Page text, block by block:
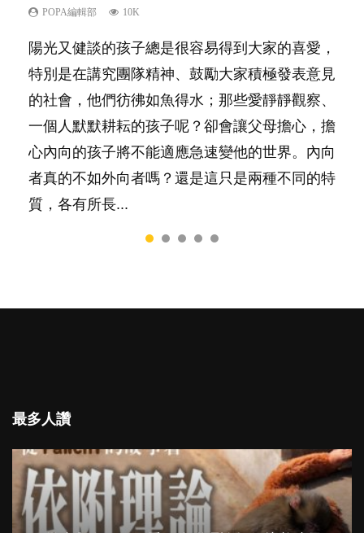
POPA編輯部 10K
陽光又健談的孩子總是很容易得到大家的喜愛，
特別是在講究團隊精神、鼓勵大家積極發表意見
的社會，他們彷彿如魚得水；那些愛靜靜觀察、
一個人默默耕耘的孩子呢？卻會讓父母擔心，擔
心內向的孩子將不能適應急速變他的世界。內向
者真的不如外向者嗎？還是這只是兩種不同的特
質，各有所長...
POPA編輯部 9.9K
有人話學多種語言越早開始越好，有人卻說一時
間太多語言，會令孩子感到混淆，到底誰是誰
非？聽聽專家怎樣說，解開語言學習的迷思～...
己的身心靈？
照顧孩子衣食住行、陪同兒女應對功課測驗，還
要陪玩製造親子時間，尚要處理家中雜項要
務……當父母的，有千百個任務要做。可惜，有
一樣重要至極的，總被遺漏——關注自己的情緒
和心理健康。...
POPA編輯部 22.9K
你是不是也曾經以為只要跟相愛的人結婚，就自
然能走到白頭，但生了孩子卻發現事情不如你所
料？ 經營婚姻，不如我們想像的簡單，卻也不
是大家說得那麼難。一起來認識婚姻的真相！...
POPA編輯部 7.9K
很多父母都希望孩子係個「叻仔叻女」，學業別
太差，日常自理井井有條。這樣的孩子是萬中無
一，還是魚與熊掌，不能兼得？...
最多人讚